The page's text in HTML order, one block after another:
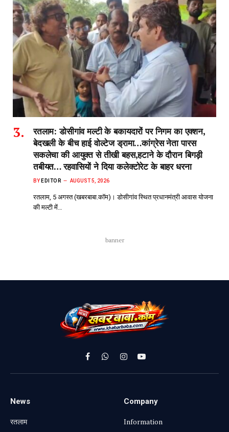
रतलाम: डोसीगांव मल्टी के बकायदारों पर निगम का एक्शन,
बेदखली के बीच हाई वोल्टेज ड्रामा…कांग्रेस नेता पारस
सकलेचा की आयुक्त से तीखी बहस,हटाने के दौरान बिगड़ी
तबीयत… रहवासियों ने दिया कलेक्टोरेट के बाहर धरना
BY EDITOR AUGUST 5, 2026
रतलाम, 5 अगस्त (खबरबाबा.कॉम)। डोसीगांव स्थित प्रधानमंत्री आवास योजना
की मल्टी में…
banner
FacebookWhatsApp
InstagramYouTube
News
रतलाम
Company
Information